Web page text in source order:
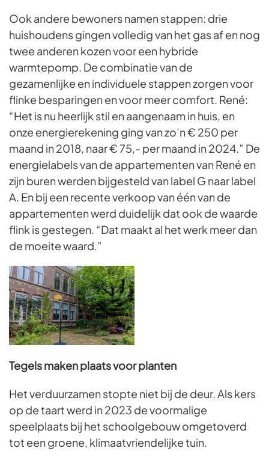
Ook andere bewoners namen stappen: drie
huishoudens gingen volledig van het gas af en nog
twee anderen kozen voor een hybride
warmtepomp. De combinatie van de
gezamenlijke en individuele stappen zorgen voor
flinke besparingen en voor meer comfort. René:
“Het is nu heerlijk stil en aangenaam in huis, en
onze energierekening ging van zo’n € 250 per
maand in 2018, naar € 75,- per maand in 2024.” De
energielabels van de appartementen van René en
zijn buren werden bijgesteld van label G naar label
A. En bij een recente verkoop van één van de
appartementen werd duidelijk dat ook de waarde
flink is gestegen. “Dat maakt al het werk meer dan
de moeite waard.”
Tegels maken plaats voor planten
Het verduurzamen stopte niet bij de deur. Als kers
op de taart werd in 2023 de voormalige
speelplaats bij het schoolgebouw omgetoverd
tot een groene, klimaatvriendelijke tuin.